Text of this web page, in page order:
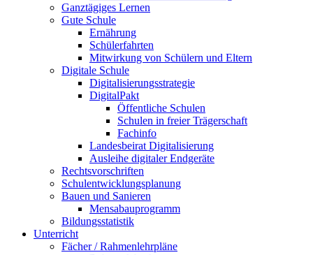
Ganztägiges Lernen
Gute Schule
Ernährung
Schülerfahrten
Mitwirkung von Schülern und Eltern
Digitale Schule
Digitalisierungs­strategie
DigitalPakt
Öffentliche Schulen
Schulen in freier Trägerschaft
Fachinfo
Landesbeirat Digitalisierung
Ausleihe digitaler Endgeräte
Rechts­vorschriften
Schulentwick­lungsplanung
Bauen und Sanieren
Mensa­bauprogramm
Bildungs­statistik
Unterricht
Fächer / Rahmen­lehrpläne